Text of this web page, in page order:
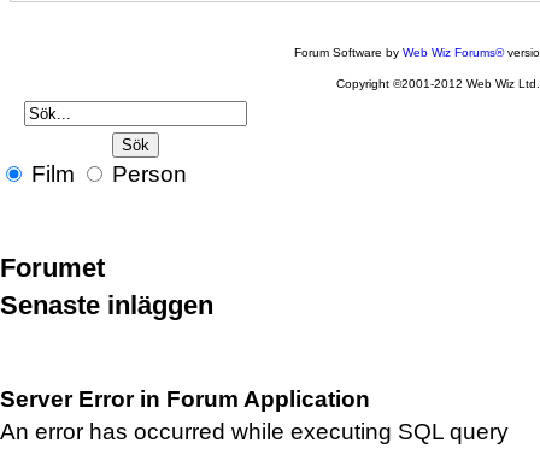
Forum Software byWeb Wiz Forums®
Copyright ©2001-2012 Web Wiz Ltd.
Film Person
Forumet
Senaste inläggen
Server Error in Forum Application
An error has occurred while executing SQL query